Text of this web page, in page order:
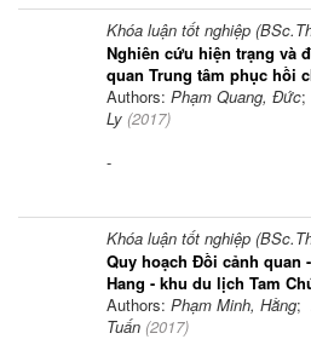
Khóa luận tốt nghiệp
Nghiên cứu hiện trạng và
quan Trung tâm phục hồi
Authors: Phạm Quang, Đức;
Ly (2017)
-
Khóa luận tốt nghiệp
Quy hoạch Đồi cảnh quan
Hang - khu du lịch Tam
Authors: Phạm Minh, Hằng;
Tuấn (2017)